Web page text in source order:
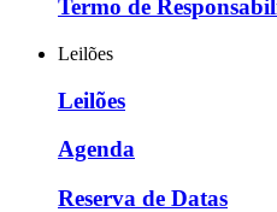
Termo de
Leilões
Leilões
Agenda
Reserva de Datas